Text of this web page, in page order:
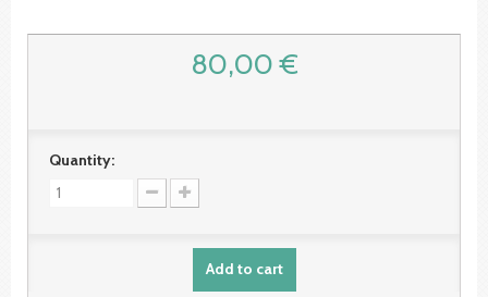
80,00 €
Quantity:
Add to cart